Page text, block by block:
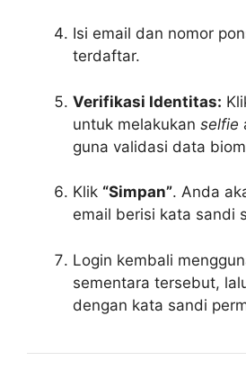
Isi email dan nomor
terdaftar.
Verifikasi Identitas:
untuk melakukan selfie
guna validasi data
Klik “Simpan”. Anda
email berisi kata sandi
Login kembali
sementara tersebut,
dengan kata sandi